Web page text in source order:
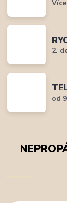
2.
od